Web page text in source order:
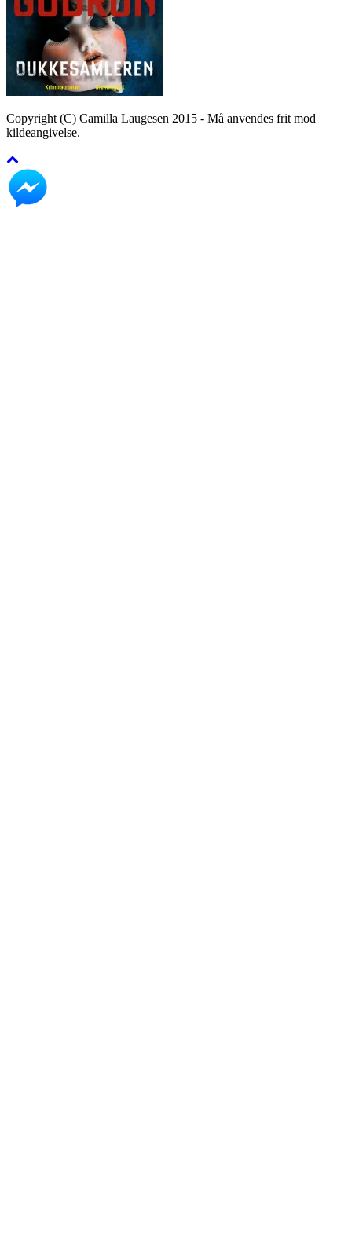
Copyright (C) Camilla Laugesen 2015 - Må anvendes frit mod
kildeangivelse.